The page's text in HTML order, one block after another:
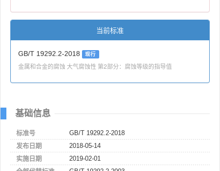
当前标准
GB/T 19292.2-2018 现行
金属和合金的腐蚀 大气腐蚀性 第2部分：腐蚀等级的指导值
基础信息
标准号
GB/T 19292.2-2018
发布日期
2018-05-14
实施日期
2019-02-01